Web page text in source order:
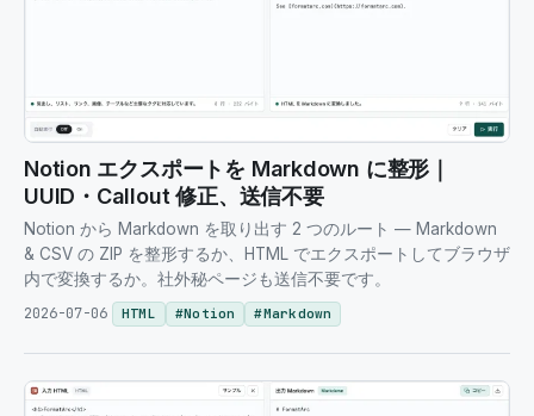
Notion エクスポートを Markdown に整形｜
UUID・Callout 修正、送信不要
Notion から Markdown を取り出す 2 つのルート — Markdown
& CSV の ZIP を整形するか、HTML でエクスポートしてブラウザ
内で変換するか。社外秘ページも送信不要です。
2026-07-06
HTML #Notion #Markdown